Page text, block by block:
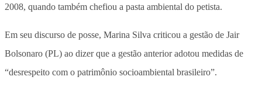
2008, quando também chefiou a pasta ambiental do petista.
Em seu discurso de posse, Marina Silva criticou a gestão de Jair
Bolsonaro (PL) ao dizer que a gestão anterior adotou medidas de
“desrespeito com o patrimônio socioambiental brasileiro”.